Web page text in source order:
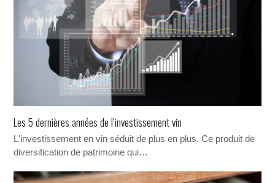
Les 5 dernières années de l’investissement vin
L'investissement en vin séduit de plus en plus. Ce produit de
diversification de patrimoine qui…